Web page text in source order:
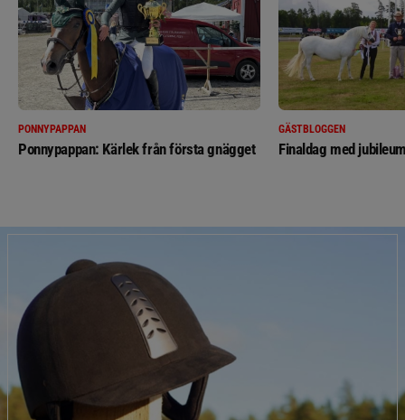
PONNYPAPPAN
Ponnypappan: Kärlek från första gnägget
GÄSTBLOGGEN
Finaldag med